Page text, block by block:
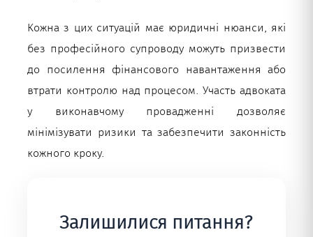
Кожна з цих ситуацій має юридичні нюанси, які
без професійного супроводу можуть призвести
до посилення фінансового навантаження або
втрати контролю над процесом. Участь адвоката
у виконавчому провадженні дозволяє
мінімізувати ризики та забезпечити законність
кожного кроку.
Залишилися питання?